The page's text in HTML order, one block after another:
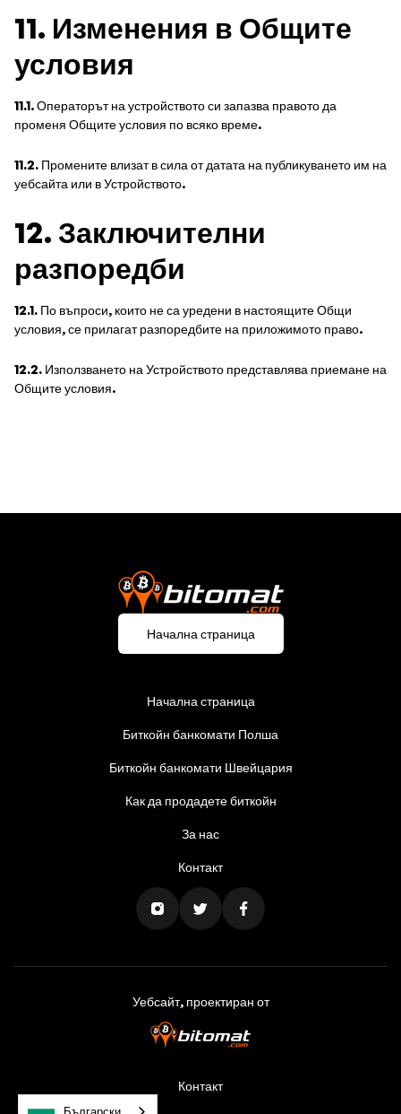
11. Изменения в Общите
условия
11.1. Операторът на устройството си запазва правото да
променя Общите условия по всяко време.
11.2. Промените влизат в сила от датата на публикуването им на
уебсайта или в Устройството.
12. Заключителни
разпоредби
12.1. По въпроси, които не са уредени в настоящите Общи
условия, се прилагат разпоредбите на приложимото право.
12.2. Използването на Устройството представлява приемане на
Общите условия.
Начална страница
Начална страница
Биткойн банкомати Полша
Биткойн банкомати Швейцария
Как да продадете биткойн
За нас
Контакт
Уебсайт, проектиран от
Контакт